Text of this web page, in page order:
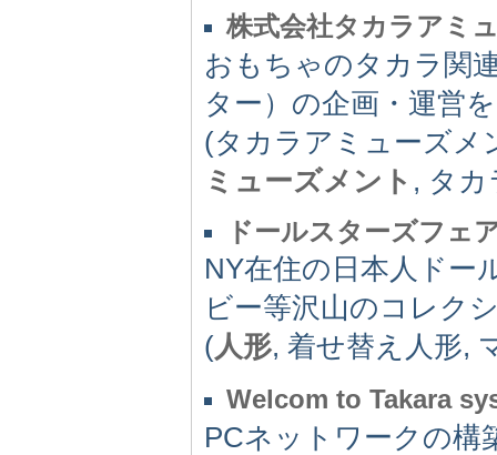
株式会社タカラアミ
おもちゃのタカラ関
ター）の企画・運営
(タカラアミューズ
ミューズメント , タ
ドールスターズフェ
NY在住の日本人ドー
ビー等沢山のコレク
(人形, 着せ替え人形,
Welcom to Takara
PCネットワークの構